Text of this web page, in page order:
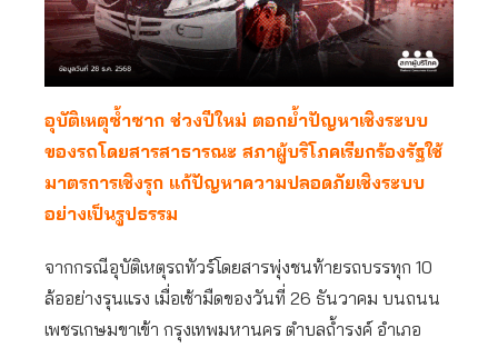
อุบัติเหตุซ้ำซาก ช่วงปีใหม่ ตอกย้ำปัญหาเชิงระบบ
ของรถโดยสารสาธารณะ สภาผู้บริโภคเรียกร้องรัฐใช้
มาตรการเชิงรุก แก้ปัญหาความปลอดภัยเชิงระบบ
อย่างเป็นรูปธรรม
จากกรณีอุบัติเหตุรถทัวร์โดยสารพุ่งชนท้ายรถบรรทุก 10
ล้ออย่างรุนแรง เมื่อเช้ามืดของวันที่ 26 ธันวาคม บนถนน
เพชรเกษมขาเข้า กรุงเทพมหานคร ตำบลถ้ำรงค์ อำเภอ